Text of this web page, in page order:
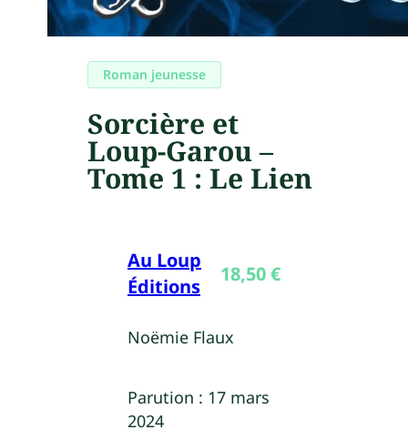
Roman jeunesse
Sorcière et
Loup-Garou –
Tome 1 : Le Lien
Au Loup
Éditions
18,50€
Noëmie Flaux
Parution : 17 mars
2024